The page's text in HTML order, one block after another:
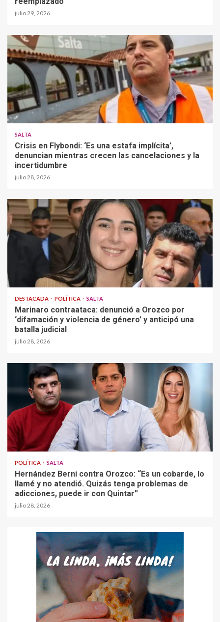
julio 29, 2026
SALTA
Crisis en Flybondi: ‘Es una estafa implícita’,
denuncian mientras crecen las cancelaciones y la
incertidumbre
julio 28, 2026
DESTACADA POLÍTICA SALTA
Marinaro contraataca: denunció a Orozco por
‘difamación y violencia de género’ y anticipó una
batalla judicial
julio 28, 2026
POLÍTICA SALTA
Hernández Berni contra Orozco: “Es un cobarde, lo
llamé y no atendió. Quizás tenga problemas de
adicciones, puede ir con Quintar”
julio 28, 2026